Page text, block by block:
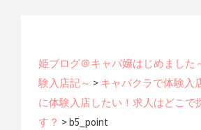
ま
キ
姫ブログ＠キャバ嬢はじめました
験入店記～ > キャバクラで体験入
に体験入店したい！求人はどこで
す？ >b5_point